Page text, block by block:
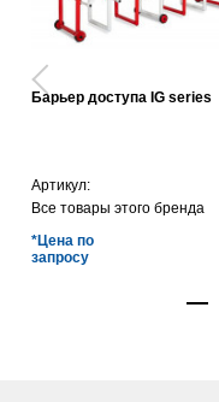
Барьер доступа IG series
Артикул:
Все товары этого бренда
*Цена по
запросу